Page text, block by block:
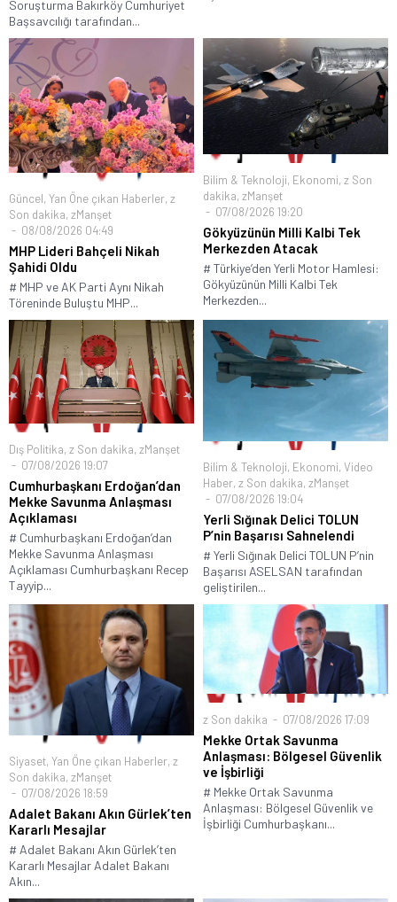
Soruşturma Bakırköy Cumhuriyet
Başsavcılığı tarafından...
Güncel, Yan Öne çıkan Haberler, z
Son dakika, zManşet
08/08/2026 04:49
MHP Lideri Bahçeli Nikah
Şahidi Oldu
# MHP ve AK Parti Aynı Nikah
Töreninde Buluştu MHP...
Bilim & Teknoloji, Ekonomi, z Son
dakika, zManşet
07/08/2026 19:20
Gökyüzünün Milli Kalbi Tek
Merkezden Atacak
# Türkiye’den Yerli Motor Hamlesi:
Gökyüzünün Milli Kalbi Tek
Merkezden...
Dış Politika, z Son dakika, zManşet
07/08/2026 19:07
Cumhurbaşkanı Erdoğan’dan
Mekke Savunma Anlaşması
Açıklaması
# Cumhurbaşkanı Erdoğan’dan
Mekke Savunma Anlaşması
Açıklaması Cumhurbaşkanı Recep
Tayyip...
Bilim & Teknoloji, Ekonomi, Video
Haber, z Son dakika, zManşet
07/08/2026 19:04
Yerli Sığınak Delici TOLUN
P’nin Başarısı Sahnelendi
# Yerli Sığınak Delici TOLUN P’nin
Başarısı ASELSAN tarafından
geliştirilen...
Siyaset, Yan Öne çıkan Haberler, z
Son dakika, zManşet
07/08/2026 18:59
Adalet Bakanı Akın Gürlek’ten
Kararlı Mesajlar
# Adalet Bakanı Akın Gürlek’ten
Kararlı Mesajlar Adalet Bakanı
Akın...
z Son dakika 07/08/2026 17:09
Mekke Ortak Savunma
Anlaşması: Bölgesel Güvenlik
ve İşbirliği
# Mekke Ortak Savunma
Anlaşması: Bölgesel Güvenlik ve
İşbirliği Cumhurbaşkanı...